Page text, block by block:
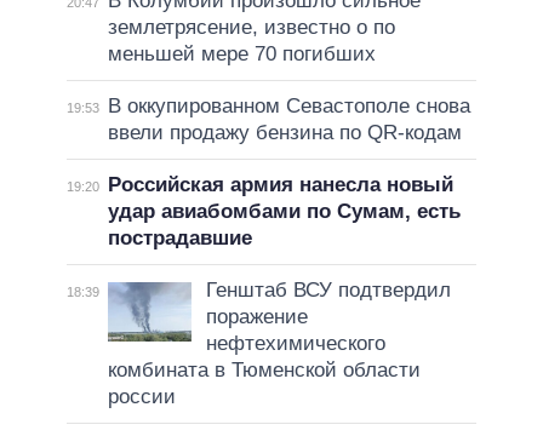
землетрясение, известно о по
меньшей мере 70 погибших
19:53
В оккупированном Севастополе снова
ввели продажу бензина по QR-кодам
19:20
Российская армия нанесла новый
удар авиабомбами по Сумам, есть
пострадавшие
18:39
Генштаб ВСУ подтвердил
поражение
нефтехимического
комбината в Тюменской области
россии